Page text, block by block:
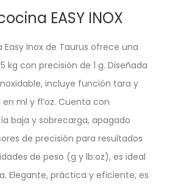
EASY INOX
Inox de Taurus ofrece una
kg con precisión de 1 g. Diseñada
incluye función tara y
ml y fl’oz. Cuenta con
baja y sobrecarga, apagado
de precisión para resultados
de peso (g y lb:oz), es ideal
Elegante, práctica y eficiente, es